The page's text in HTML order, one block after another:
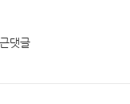
댓글